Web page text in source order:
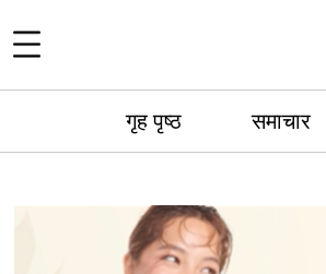
गृह पृष्ठ समाचार